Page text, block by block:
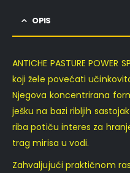
OPIS
ANTICHE PASTURE
koji žele povećati
Njegova koncentrirana
ješku na bazi ribljih
riba potiču interes za
trag mirisa u vodi.
Zahvaljujući praktičnom